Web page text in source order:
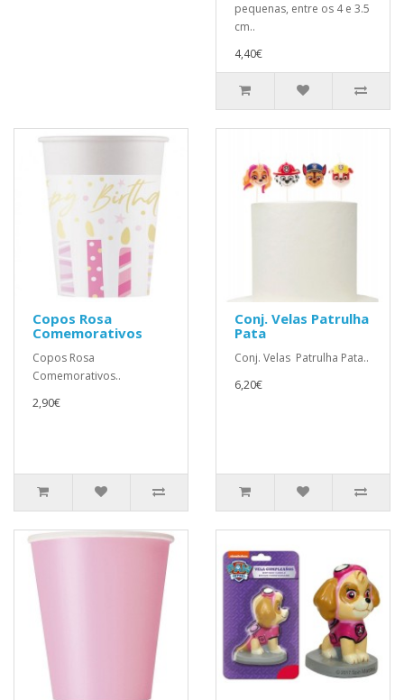
pequenas, entre os 4 e 3.5
cm..
4,40€
Copos Rosa
Comemorativos
Copos Rosa
Comemorativos..
2,90€
Conj. Velas Patrulha
Pata
Conj. Velas Patrulha Pata..
6,20€